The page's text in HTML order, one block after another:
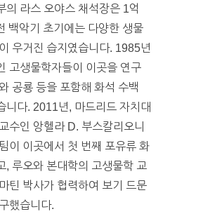
의 라스 오야스 채석장은 1억
백악기 초기에는 다양한 생물
우거진 습지였습니다. 1985년
고생물학자들이 이곳을 연구
공룡 등을 포함해 화석 수백
니다. 2011년, 마드리드 자치대
수인 앙헬라 D. 부스칼리오니
이 이곳에서 첫 번째 포유류 화
, 루오와 본대학의 고생물학 교
틴 박사가 협력하여 보기 드문
했습니다.